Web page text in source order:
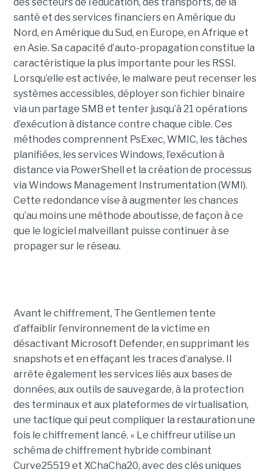
santé et des services financiers en Amérique du
Nord, en Amérique du Sud, en Europe, en Afrique et
en Asie. Sa capacité d’auto-propagation constitue la
caractéristique la plus importante pour les RSSI.
Lorsqu’elle est activée, le malware peut recenser les
systèmes accessibles, déployer son fichier binaire
via un partage SMB et tenter jusqu’à 21 opérations
d’exécution à distance contre chaque cible. Ces
méthodes comprennent PsExec, WMIC, les tâches
planifiées, les services Windows, l’exécution à
distance via PowerShell et la création de processus
via Windows Management Instrumentation (WMI).
Cette redondance vise à augmenter les chances
qu’au moins une méthode aboutisse, de façon à ce
que le logiciel malveillant puisse continuer à se
propager sur le réseau.
Avant le chiffrement, The Gentlemen tente
d’affaiblir l’environnement de la victime en
désactivant Microsoft Defender, en supprimant les
snapshots et en effaçant les traces d’analyse. Il
arrête également les services liés aux bases de
données, aux outils de sauvegarde, à la protection
des terminaux et aux plateformes de virtualisation,
une tactique qui peut compliquer la restauration une
fois le chiffrement lancé. « Le chiffreur utilise un
schéma de chiffrement hybride combinant
Curve25519 et XChaCha20, avec des clés uniques